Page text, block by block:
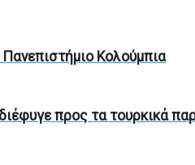
Κολούμπια
προς τα τουρκικά